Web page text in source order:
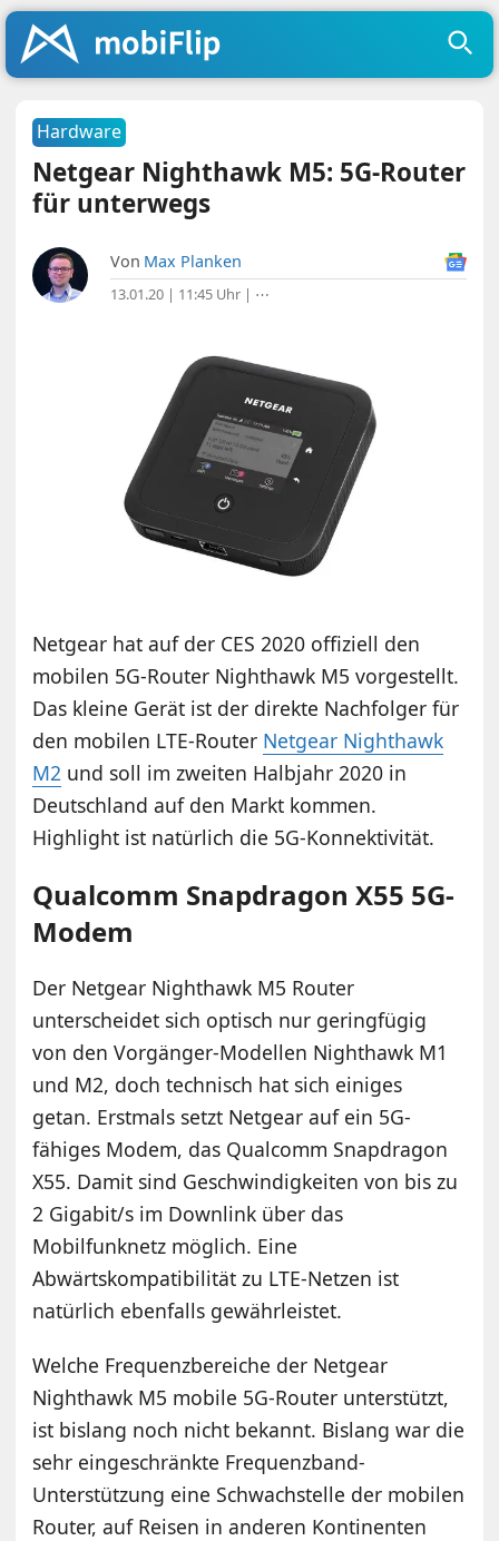
Hardware
Netgear Nighthawk M5: 5G-Router
für unterwegs
Von Max Planken
13.01.20 | 11:45 Uhr | ⋯
Netgear hat auf der CES 2020 offiziell den
mobilen 5G-Router Nighthawk M5 vorgestellt.
Das kleine Gerät ist der direkte Nachfolger für
den mobilen LTE-Router Netgear Nighthawk
M2 und soll im zweiten Halbjahr 2020 in
Deutschland auf den Markt kommen.
Highlight ist natürlich die 5G-Konnektivität.
Qualcomm Snapdragon X55 5G-
Modem
Der Netgear Nighthawk M5 Router
unterscheidet sich optisch nur geringfügig
von den Vorgänger-Modellen Nighthawk M1
und M2, doch technisch hat sich einiges
getan. Erstmals setzt Netgear auf ein 5G-
fähiges Modem, das Qualcomm Snapdragon
X55. Damit sind Geschwindigkeiten von bis zu
2 Gigabit/s im Downlink über das
Mobilfunknetz möglich. Eine
Abwärtskompatibilität zu LTE-Netzen ist
natürlich ebenfalls gewährleistet.
Welche Frequenzbereiche der Netgear
Nighthawk M5 mobile 5G-Router unterstützt,
ist bislang noch nicht bekannt. Bislang war die
sehr eingeschränkte Frequenzband-
Unterstützung eine Schwachstelle der mobilen
Router, auf Reisen in anderen Kontinenten